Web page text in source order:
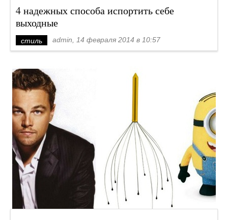
4 надежных способа испортить себе
выходные
стиль admin, 14 февраля 2014 в 10:57